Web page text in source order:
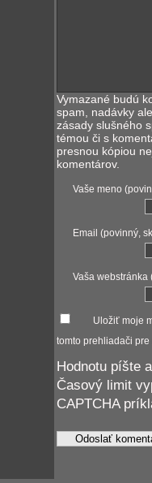
Vymazané budú
spam, nadávky
zásady slušného
témou či s
presnou kópiou
komentárov.
Vaše meno
Email (povinný,
Vaša webstránka
Uložiť moje
tomto prehliadači pre
Hodnotu píšte
Časový limit
CAPTCHA